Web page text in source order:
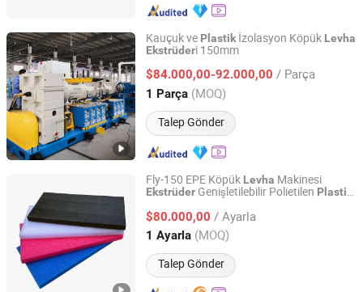
Kauçuk ve Plastikİzolasyon Köpük Levha
Ekstrüderi 150mm
$84.000,00-92.000,00 / Parça
1 Parça (MOQ)
Talep Gönder
Zhejiang Baina Rubber and Plastic Equipment Co., Ltd.
Zhejiang, China Fiyat 2008
Fly-150 EPE Köpük Levha Makinesi
Ekstrüder Genişletilebilir Polietilen Plastik
Yapısı
$80.000,00 / Ayarla
1 Ayarla (MOQ)
Talep Gönder
Huizhou Fuliyuan Machinery Co., Ltd
Guangdong, China Fiyat 2025